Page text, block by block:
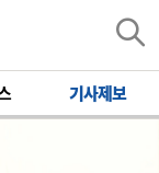
기사제보